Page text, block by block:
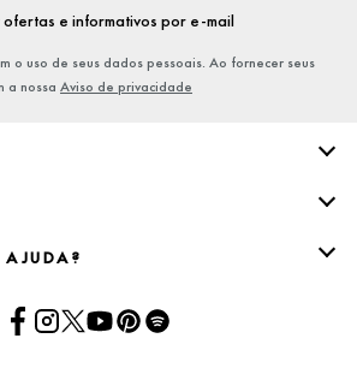
AJUDA?
e informativos por e-mail
o uso de seus dados pessoais. Ao fornecer seus
a nossa Aviso de privacidade